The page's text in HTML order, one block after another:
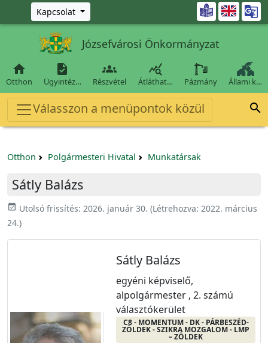
Ugrás a fő tartalomra
Kapcsolat 
Józsefvárosi Önkormányzat

Otthon

Ügyintéz…

Részvétel

Átláthat… Pázmány Állami k…
Válasszon a menüpontok közül 
Otthon Polgármesteri Hivatal Munkatársak
Sátly Balázs
event_available Utolsó frissítés: 2026. január 30. (Létrehozva: 2022. március
24.)
Sátly Balázs
egyéni képviselő,
alpolgármester , 2. számú
választókerület
C8 - MOMENTUM - DK - PÁRBESZÉD-
ZÖLDEK - SZIKRA MOZGALOM - LMP
– ZÖLDEK